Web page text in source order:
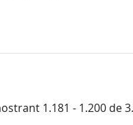
1.181 - 1.200 de